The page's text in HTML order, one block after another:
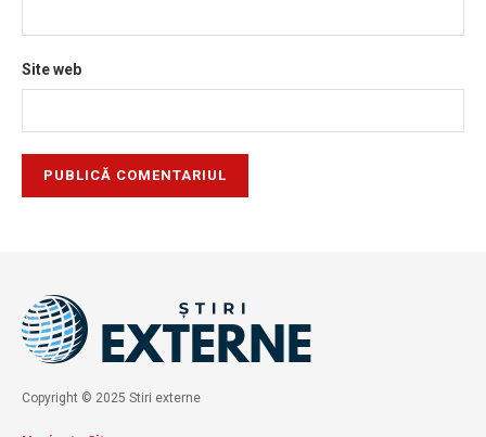
Site web
Copyright © 2025 Stiri externe